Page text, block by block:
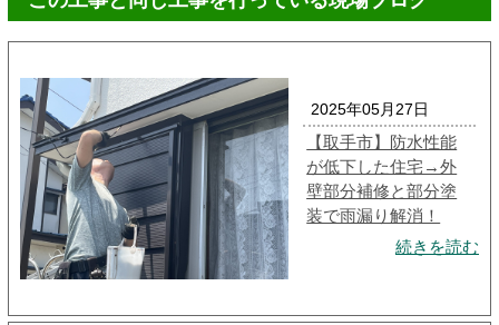
2025年05月27日
【取手市】防水性能
が低下した住宅→外
壁部分補修と部分塗
装で雨漏り解消！
続きを読む